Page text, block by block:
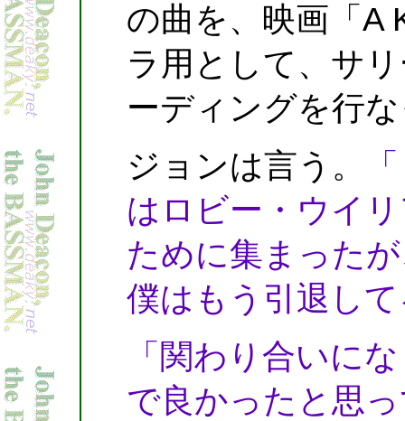
の曲を、映画「A
ラ用として、サ
ーディングを行
ジョンは言う。
はロビー・ウイ
ために集まった
僕はもう引退し
「関わり合いに
で良かったと思